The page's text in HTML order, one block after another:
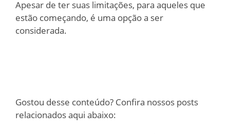
Apesar de ter suas limitações, para aqueles que
estão começando, é uma opção a ser
considerada.
Gostou desse conteúdo? Confira nossos posts
relacionados aqui abaixo: